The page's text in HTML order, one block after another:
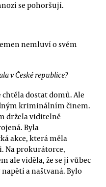
se pohoršují.
nemluví o svém
v České republice?
dostat domů. Ale
kriminálním činem.
držela viditelně
Byla
akce, která měla
Na prokurátorce,
ale viděla, že se jí vůbec
a naštvaná. Bylo